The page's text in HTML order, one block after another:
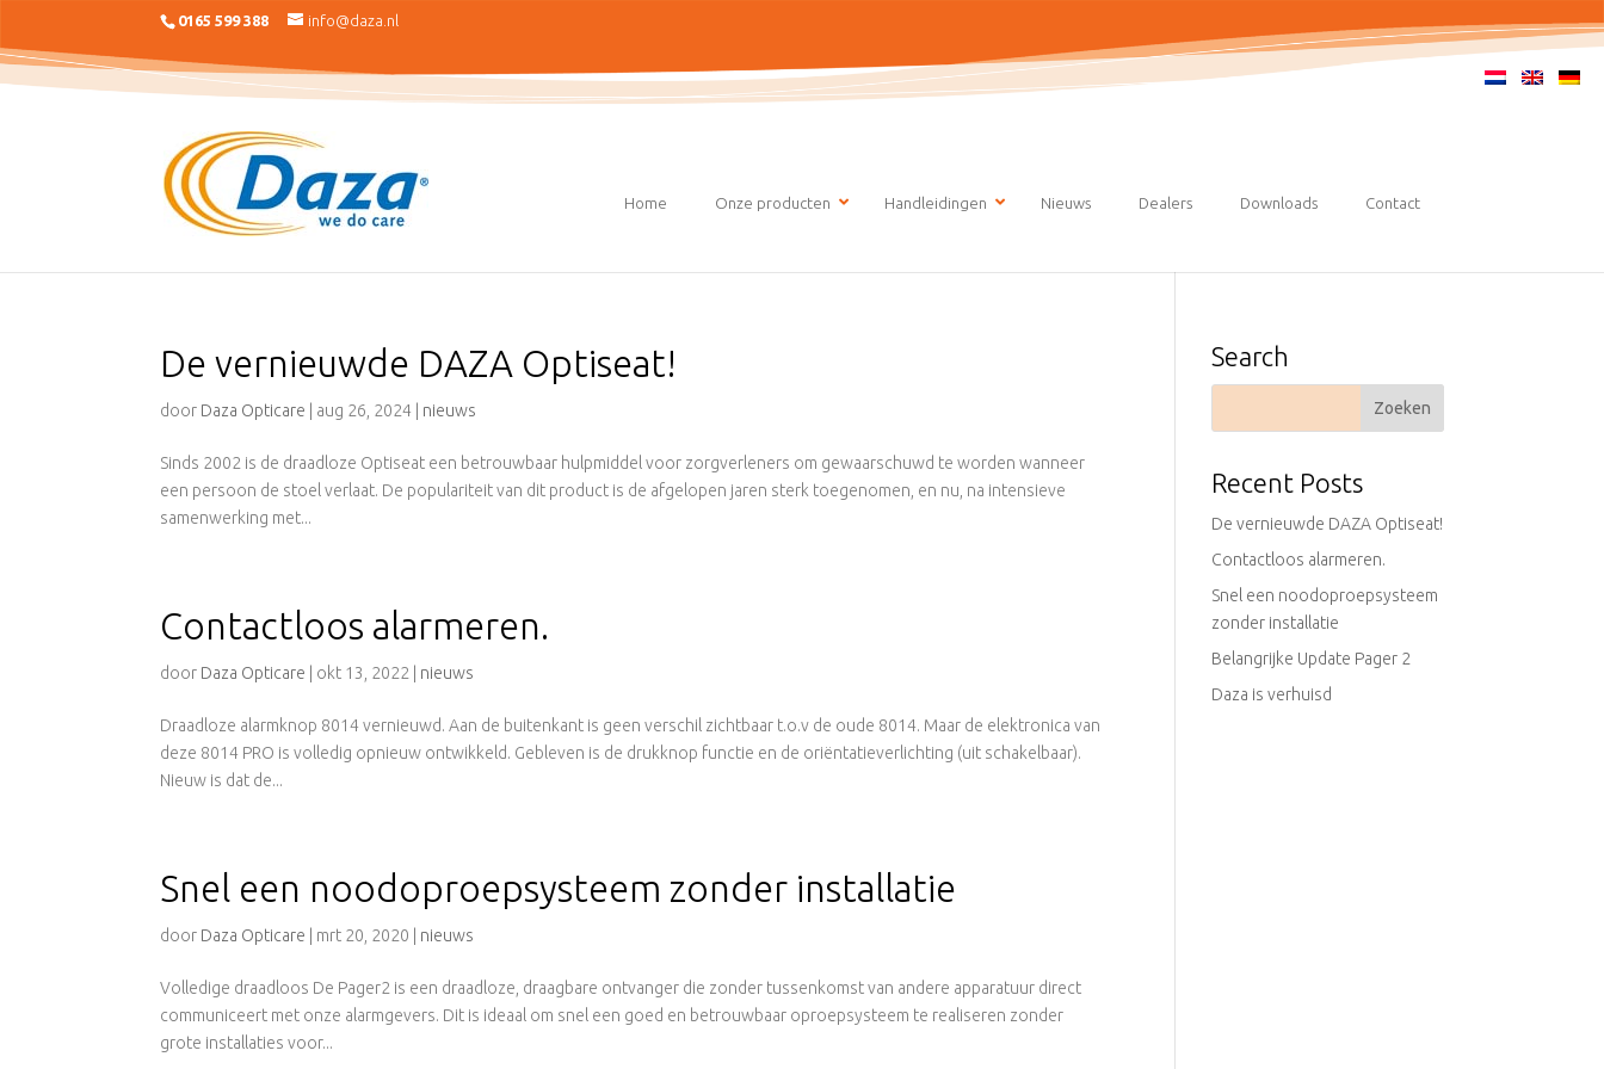
0165 599 388 info@daza.nl
Home Onze producten Handleidingen Nieuws Dealers Downloads Contact
De vernieuwde DAZA Optiseat!
door Daza Opticare aug 26, 2024 nieuws
Sinds 2002 is de draadloze Optiseat een betrouwbaar hulpmiddel voor zorgverleners om gewaarschuwd te worden wanneer
een persoon de stoel verlaat. De populariteit van dit product is de afgelopen jaren sterk toegenomen, en nu, na intensieve
samenwerking met...
Contactloos alarmeren.
door Daza Opticare okt 13, 2022 nieuws
Draadloze alarmknop 8014 vernieuwd. Aan de buitenkant is geen verschil zichtbaar t.o.v de oude 8014. Maar de elektronica van
deze 8014 PRO is volledig opnieuw ontwikkeld. Gebleven is de drukknop functie en de oriëntatieverlichting (uit schakelbaar).
Nieuw is dat de...
Snel een noodoproepsysteem zonder installatie
door Daza Opticare mrt 20, 2020 nieuws
Volledige draadloos De Pager2 is een draadloze, draagbare ontvanger die zonder tussenkomst van andere apparatuur direct
communiceert met onze alarmgevers. Dit is ideaal om snel een goed en betrouwbaar oproepsysteem te realiseren zonder
grote installaties voor...
Search
Recent Posts
De vernieuwde DAZA Optiseat!
Contactloos alarmeren.
Snel een noodoproepsysteem
zonder installatie
Belangrijke Update Pager 2
Daza is verhuisd